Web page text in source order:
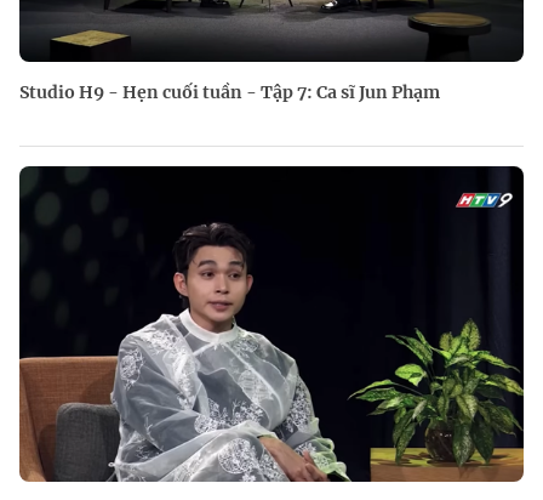
Studio H9 - Hẹn cuối tuần - Tập 7: Ca sĩ Jun Phạm